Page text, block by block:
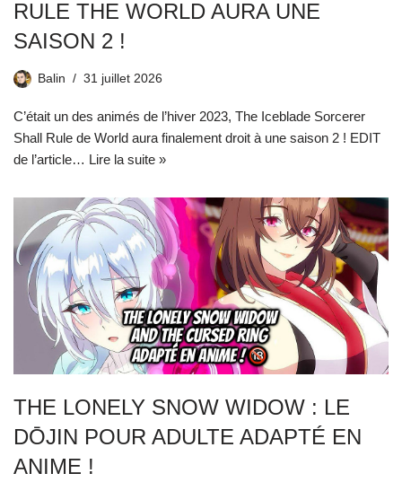
RULE THE WORLD AURA UNE
SAISON 2 !
Balin 31 juillet 2026
C’était un des animés de l’hiver 2023, The Iceblade Sorcerer
Shall Rule de World aura finalement droit à une saison 2 ! EDIT
de l’article… Lire la suite »
THE LONELY SNOW WIDOW : LE
DŌJIN POUR ADULTE ADAPTÉ EN
ANIME !